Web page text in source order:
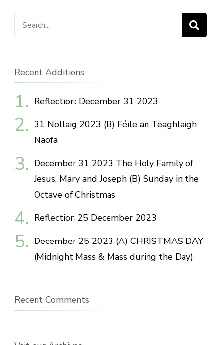
Search
for:
Recent Additions
Reflection: December 31 2023
31 Nollaig 2023 (B) Féile an Teaghlaigh
Naofa
December 31 2023 The Holy Family of
Jesus, Mary and Joseph (B) Sunday in the
Octave of Christmas
Reflection 25 December 2023
December 25 2023 (A) CHRISTMAS DAY
(Midnight Mass & Mass during the Day)
Recent Comments